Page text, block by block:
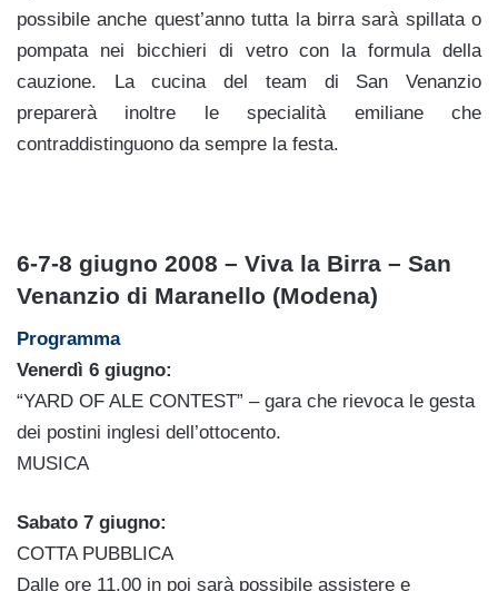
possibile anche quest’anno tutta la birra sarà spillata o
pompata nei bicchieri di vetro con la formula della
cauzione. La cucina del team di San Venanzio
preparerà inoltre le specialità emiliane che
contraddistinguono da sempre la festa.
6-7-8 giugno 2008 – Viva la Birra – San
Venanzio di Maranello (Modena)
Programma
Venerdì 6 giugno:
“YARD OF ALE CONTEST” – gara che rievoca le gesta
dei postini inglesi dell’ottocento.
MUSICA
Sabato 7 giugno:
COTTA PUBBLICA
Dalle ore 11.00 in poi sarà possibile assistere e